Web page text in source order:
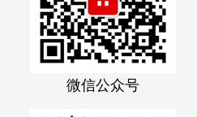
微信公众号